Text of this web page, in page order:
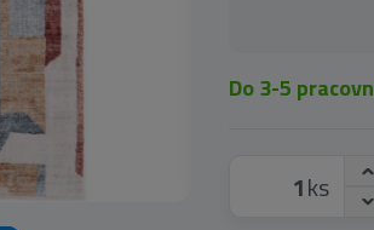
Do 3-5
ks